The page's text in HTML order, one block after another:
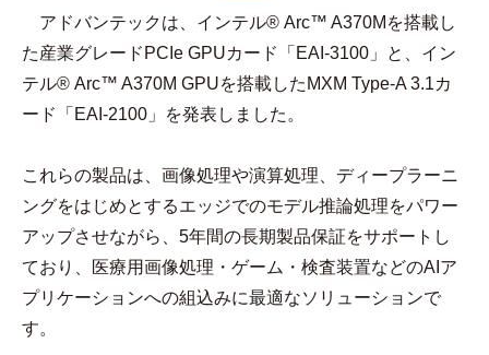
アドバンテックは、インテル® Arc™ A370Mを搭載し
た産業グレードPCIe GPUカード「EAI-3100」と、イン
テル® Arc™ A370M GPUを搭載したMXM Type-A 3.1カ
ード「EAI-2100」を発表しました。
これらの製品は、画像処理や演算処理、ディープラーニ
ングをはじめとするエッジでのモデル推論処理をパワー
アップさせながら、5年間の長期製品保証をサポートし
ており、医療用画像処理・ゲーム・検査装置などのAIア
プリケーションへの組込みに最適なソリューションで
す。